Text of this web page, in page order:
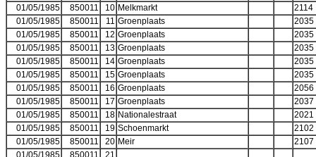
01/05/1985
850011 10 Melkmarkt
2114
01/05/1985
850011 11 Groenplaats
2035
01/05/1985
850011 12 Groenplaats
2035
01/05/1985
850011 13 Groenplaats
2035
01/05/1985
850011 14 Groenplaats
2035
01/05/1985
850011 15 Groenplaats
2035
01/05/1985
850011 16 Groenplaats
2056
01/05/1985
850011 17 Groenplaats
2037
01/05/1985
850011 18 Nationalestraat
2021
01/05/1985
850011 19 Schoenmarkt
2102
01/05/1985
850011 20 Meir
2107
01/05/1985
850011
21